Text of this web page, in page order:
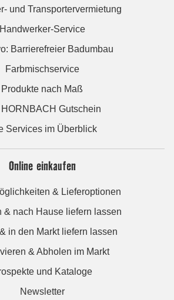
und Transportervermietung
Handwerker-Service
Barrierefreier Badumbau
Farbmischservice
Produkte nach Maß
HORNBACH Gutschein
Services im Überblick
Online einkaufen
& Lieferoptionen
& nach Hause liefern lassen
in den Markt liefern lassen
& Abholen im Markt
und Kataloge
Newsletter